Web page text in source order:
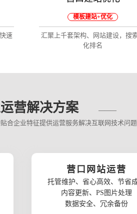
速
模板建站+优化
汇聚上千套架构、网站建设，搜
化排名
营解决方案
合企业特征提供运营服务解决互联网技术问题
营口网站运营
托管维护、省心高效、节省
内容更新、PS图片处理
数据安全、冗余备份